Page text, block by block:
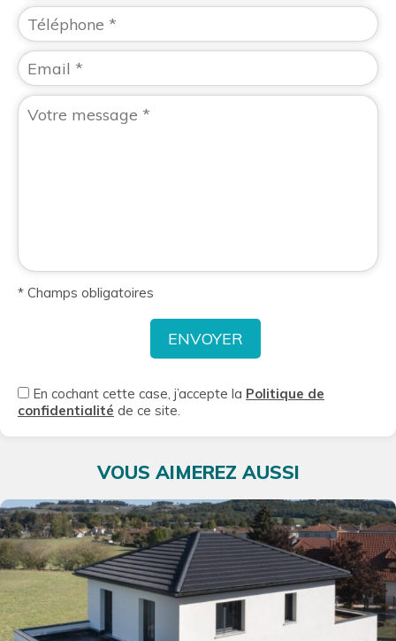
* Champs obligatoires
En cochant cette case, j’accepte la Politique de
confidentialité de ce site.
VOUS AIMEREZ AUSSI